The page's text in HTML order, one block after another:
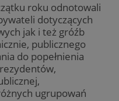
roku odnotowali
dotyczących
jak i też gróźb
publicznego
do popełnienia
ugrupowań